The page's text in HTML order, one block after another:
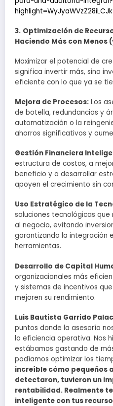
3. Optimización de
Haciendo Más con Menos
Maximizar el potencial de
significa invertir más, sino
eficiente con lo que ya se
Mejora de Procesos: Los
de botella, redundancias y
automatización o la
ahorros significativos y
Gestión Financiera
estructura de costos, a
beneficio y a desarrollar
apoyen el crecimiento sin
Uso Estratégico de la
soluciones tecnológicas
al negocio, evitando
garantizando la integración
herramientas.
Desarrollo de Capital
organizacionales más
y sistemas de incentivos
mejoren su rendimiento.
Luis Bautista Garrido
puntos donde la asesoría
la eficiencia operativa. Nos
estábamos gastando de
podíamos optimizar los
increíble cómo pequeños
detectaron, tuvieron un
rentabilidad. Realmente
inteligente con tus